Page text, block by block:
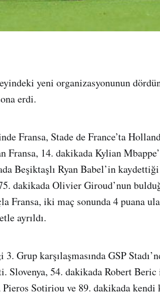
yeni organizasyonunun
erdi.
Fransa, Stade de France’ta
Fransa, 14. dakikada Kylian
Beşiktaşlı Ryan Babel’in
dakikada Olivier Giroud’nun
Fransa, iki maç sonunda 4 puana
ayrıldı.
Grup karşılaşmasında GSP
Slovenya, 54. dakikada Robert
Sotiriou ve 89. dakikada kendi